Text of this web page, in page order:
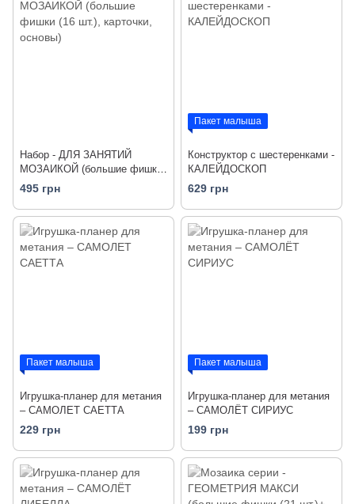
Набор - ДЛЯ ЗАНЯТИЙ
МОЗАИКОЙ (большие фишки
(16 шт.), карточки, основы)
495 грн
Пакет малыша
Конструктор с шестеренками -
КАЛЕЙДОСКОП
629 грн
Пакет малыша
Игрушка-планер для метания
– САМОЛЕТ САЕТТА
229 грн
Пакет малыша
Игрушка-планер для метания
– САМОЛЁТ СИРИУС
199 грн